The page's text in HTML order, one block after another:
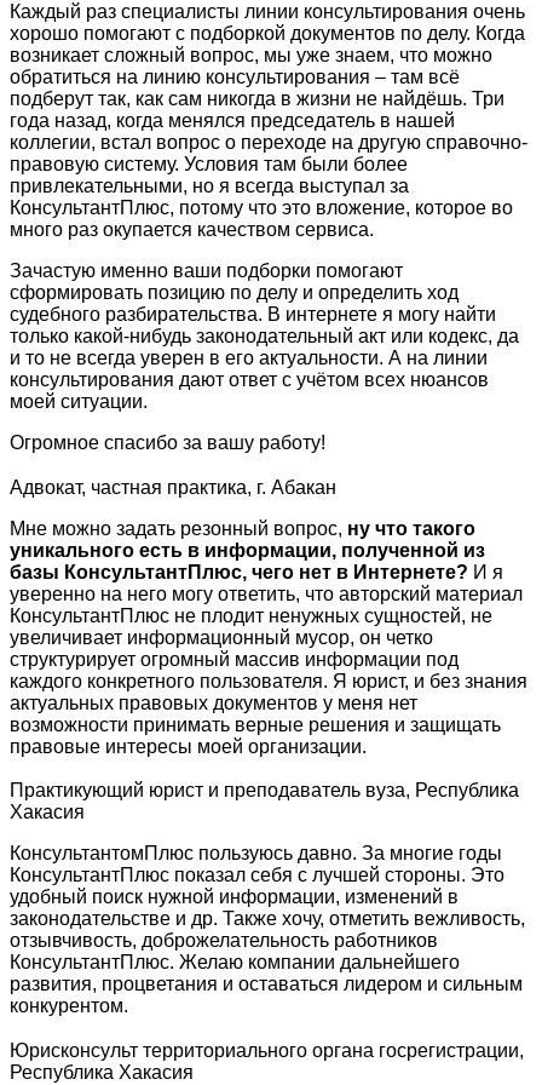
Каждый раз специалисты линии консультирования очень
хорошо помогают с подборкой документов по делу. Когда
возникает сложный вопрос, мы уже знаем, что можно
обратиться на линию консультирования – там всё
подберут так, как сам никогда в жизни не найдёшь. Три
года назад, когда менялся председатель в нашей
коллегии, встал вопрос о переходе на другую справочно-
правовую систему. Условия там были более
привлекательными, но я всегда выступал за
КонсультантПлюс, потому что это вложение, которое во
много раз окупается качеством сервиса.
Зачастую именно ваши подборки помогают
сформировать позицию по делу и определить ход
судебного разбирательства. В интернете я могу найти
только какой-нибудь законодательный акт или кодекс, да
и то не всегда уверен в его актуальности. А на линии
консультирования дают ответ с учётом всех нюансов
моей ситуации.
Огромное спасибо за вашу работу!
Адвокат, частная практика, г. Абакан
Мне можно задать резонный вопрос, ну что такого
уникального есть в информации, полученной из
базы КонсультантПлюс, чего нет в Интернете? И я
уверенно на него могу ответить, что авторский материал
КонсультантПлюс не плодит ненужных сущностей, не
увеличивает информационный мусор, он четко
структурирует огромный массив информации под
каждого конкретного пользователя. Я юрист, и без знания
актуальных правовых документов у меня нет
возможности принимать верные решения и защищать
правовые интересы моей организации.
Практикующий юрист и преподаватель вуза, Республика
Хакасия
КонсультантомПлюс пользуюсь давно. За многие годы
КонсультантПлюс показал себя с лучшей стороны. Это
удобный поиск нужной информации, изменений в
законодательстве и др. Также хочу, отметить вежливость,
отзывчивость, доброжелательность работников
КонсультантПлюс. Желаю компании дальнейшего
развития, процветания и оставаться лидером и сильным
конкурентом.
Юрисконсульт территориального органа госрегистрации,
Республика Хакасия